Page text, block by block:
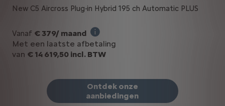
New C5 Aircross Plug-in Hybrid 195 ch Automatic PLUS
Vanaf € 379/ maand
Illustratief voorbeeld van het
Met een laatste afbetaling
van € 14 619,50 incl. BTW
Ontdek onze
aanbiedingen